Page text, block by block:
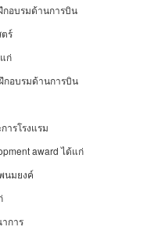
อบรมด้านการบิน
ร์
ก่
กอบรมด้านการบิน
ารโรงแรม
award ได้แก่
นมยงค์
การ